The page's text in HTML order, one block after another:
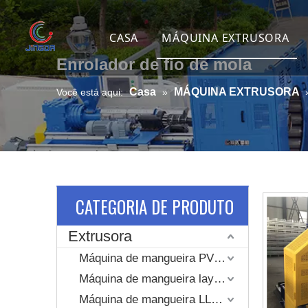
CASA MÁQUINA EXTRUSORA
Máquina de mangueira
Máquina de
Máquina de mangueira
Máquina de
Linha de extrusão de
Linha de extrusão de
Máquina de
Enrolador de fio de mola
Você está aqui: Casa » MÁQUINA EXTRUSORA
CATEGORIA DE PRODUTO
Extrusora
Máquina de mangueira PVC Layflat
Máquina de mangueira layflat revestida com jaqueta tecida de alta pressão
Máquina de mangueira LLDPE layflat